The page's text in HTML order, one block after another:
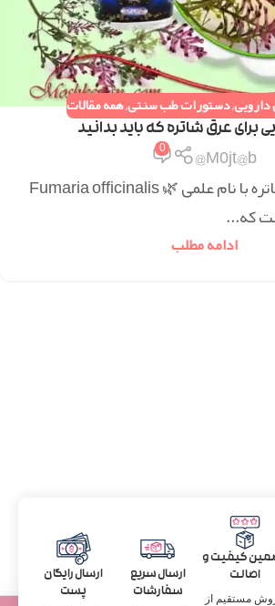
,دستورات طب سنتی,همه مقالات
برای عرق شاتره که باید بدانید
M0jt@b@
0
که...
ادامه مطلب
کیفیت و
اصالت
مستقیم از
ارسال سریع
سفارشات
ارسال رایگان
پست